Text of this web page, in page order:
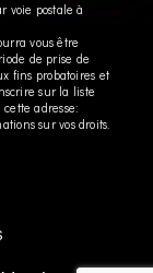
voie postale à
vous être
de prise de
fins probatoires et
sur la liste
adresse:
sur vos droits.